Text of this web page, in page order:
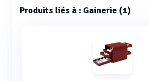
Produits liés à : Gainerie (1)